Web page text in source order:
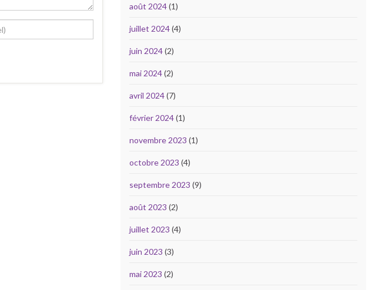
août 2024(1)
juillet 2024(4)
juin 2024(2)
mai 2024(2)
avril 2024(7)
février 2024(1)
novembre 2023 (1)
octobre 2023 (4)
septembre 2023 (9)
août 2023 (2)
juillet 2023 (4)
juin 2023 (3)
mai 2023 (2)